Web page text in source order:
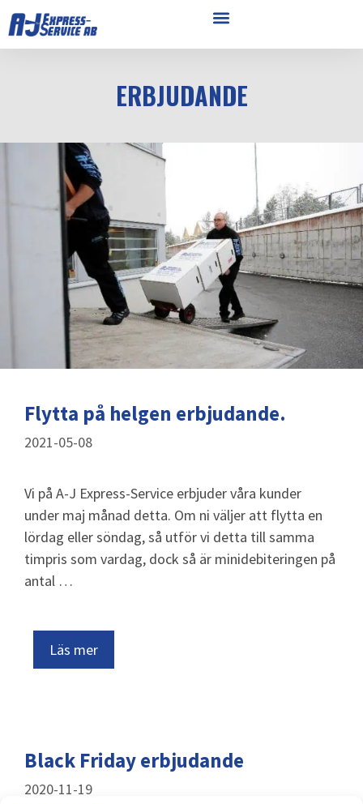
ERBJUDANDE
Flytta på helgen erbjudande.
2021-05-08
Vi på A-J Express-Service erbjuder våra kunder
under maj månad detta. Om ni väljer att flytta en
lördag eller söndag, så utför vi detta till samma
timpris som vardag, dock så är minidebiteringen på
antal …
Läs mer
Black Friday erbjudande
2020-11-19